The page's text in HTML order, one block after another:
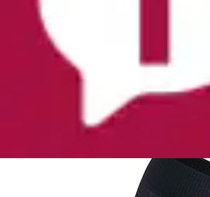
Stützkniestrümpfe »Vital- und
Stk. tlg. Wollmischung,
Ursprünglicher Preis
Aktueller Preis